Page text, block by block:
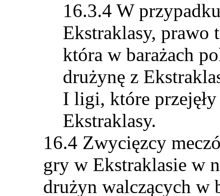
W
Ekstraklasy, prawo
która w barażach
drużynę z
I ligi, które
Ekstraklasy.
Zwycięzcy
gry w Ekstraklasie w
drużyn walczących w